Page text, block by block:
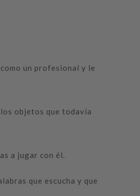
un profesional y le
objetos que todavía
a jugar con él.
que escucha y que